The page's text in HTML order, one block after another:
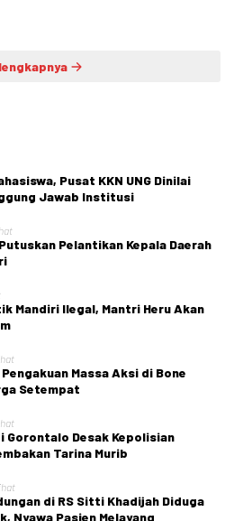
Pusat KKN UNG Dinilai
Jawab Institusi
Pelantikan Kepala Daerah
Mandiri Ilegal, Mantri Heru Akan
Massa Aksi di Bone
Setempat
Gorontalo Desak Kepolisian
Tarina Murib
di RS Sitti Khadijah Diduga
Nyawa Pasien Melayang